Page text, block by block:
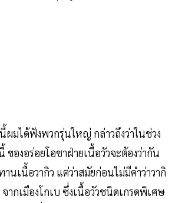
ผมได้ฟังพวกรุ่นใหญ่ กล่าวถึงว่าในช่วง
ของอร่อยโอชาฝ่ายเนื้อวัวจะต้องว่ากัน
านเนื้อวากิว แต่ว่าสมัยก่อนไม่มีคำว่าวากิ
จากเมืองโกเบ ซึ่งเนื้อวัวชนิดเกรดพิเศษ